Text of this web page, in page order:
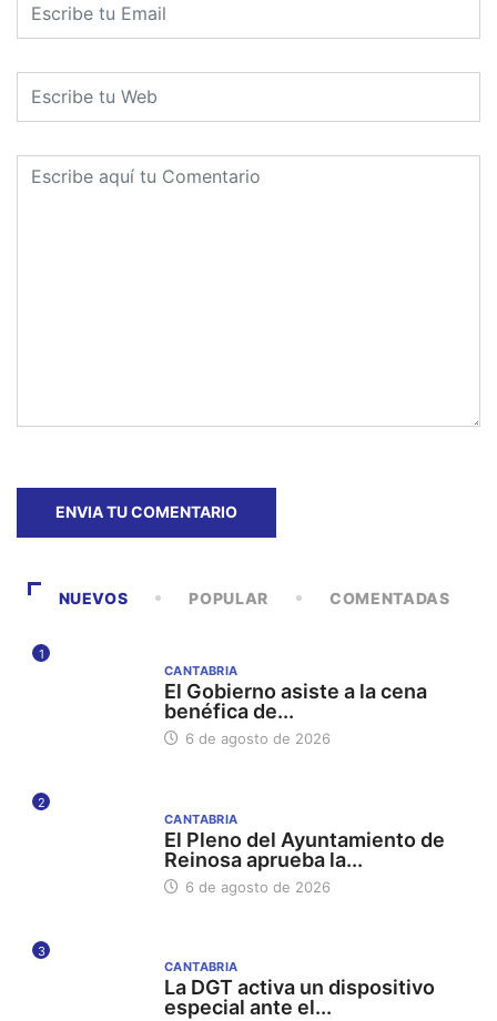
NUEVOS POPULAR COMENTADAS
1
CANTABRIA
El Gobierno asiste a la cena
benéfica de...
6 de agosto de 2026
2
CANTABRIA
El Pleno del Ayuntamiento de
Reinosa aprueba la...
6 de agosto de 2026
3
CANTABRIA
La DGT activa un dispositivo
especial ante el...